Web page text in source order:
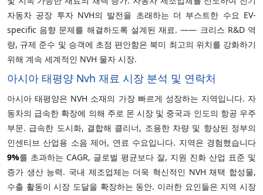
자동차 공장 투자 NVH의 발전을 초래하는 더 부스트한 수요 EV-
specific 음향 문제를 해결하도록 설계된 재료. —— 크리스 R&D 역
량, 규제 준수 및 승객에 초점 편안함은 북미 최고의 위치를 강화하기
위해 계속 세계적인 NVH 물자 시장.
아시아 태평양 Nvh 재료 시장 분석 및 연락처
아시아 태평양은 NVH 소재의 가장 빠르게 성장하는 지역입니다. 자
동차의 급속한 확장에 의해 주로 몬 시장 및 중국과 인도의 항공 우주
부문. 급속한 도시화, 결합해 클리너, 조용한 차량 및 향상된 정부의
인센티브 산업용 소음 제어, 연료 수요입니다. 지역은 경험했습니다
9%를 초과하는 CAGR, 글로벌 평균보다 잘, 지원 진화 산업 표준 및
증가 생산 능력. 국내 제조업체는 더욱 혁신적인 NVH 채택 합성물,
수출 활동이 시장 도달을 확장하는 동안. 이러한 요인들은 지역 시장